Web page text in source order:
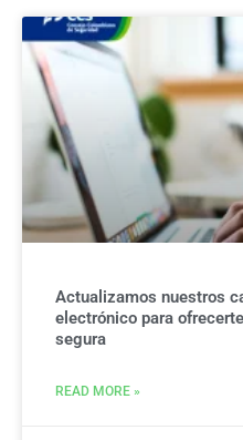
Actualizamos nuestros
electrónico para
segura
READ MORE »